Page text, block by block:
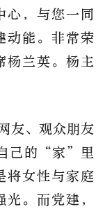
心，与您一同
能。非常荣
杨兰英。杨主
友、观众朋友
己的“家”里
将女性与家庭
。而党建，